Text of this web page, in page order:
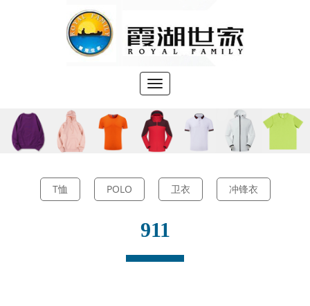
切
换
导
航
您当前位置： 首页> 产品展示 > 冲锋衣
T恤 POLO 卫衣 冲锋衣
911